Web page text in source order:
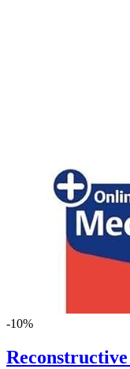
-10%